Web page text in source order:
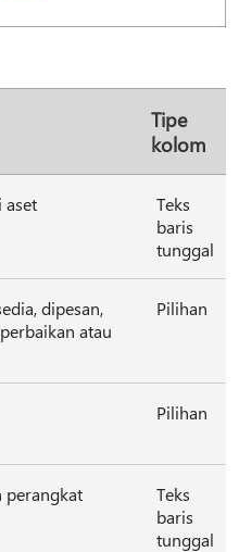
Tipe
kolom
aset
Teks
baris
tunggal
dipesan,
atau
Pilihan
Pilihan
perangkat
Teks
baris
tunggal